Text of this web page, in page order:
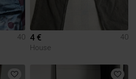
40 4 €
40
House